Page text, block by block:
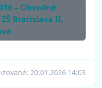
– Obvodné
Bratislava II,
20.01.2026 14:03